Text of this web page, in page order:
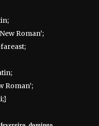
Roman’;
Roman’;